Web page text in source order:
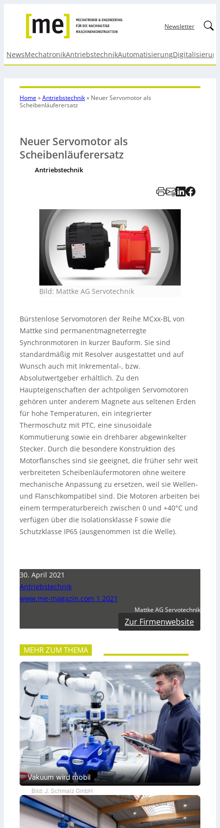
Newsletter
NewsMechatronikAntriebstechnikAutomatisierung
Home»Antriebstechnik» Neuer Servomotor als
Scheibenläuferersatz
Neuer Servomotor als
Scheibenläuferersatz
Antriebstechnik
Bild: Mattke AG Servotechnik
Bürstenlose Servomotoren der Reihe MCxx-BL von
Mattke sind permanentmagneterregte
Synchronmotoren in kurzer Bauform. Sie sind
standardmäßig mit Resolver ausgestattet und auf
Wunsch auch mit Inkremental-, bzw.
Absolutwertgeber erhältlich. Zu den
Haupteigenschaften der achtpoligen Servomotoren
gehören unter anderem Magnete aus seltenen Erden
für hohe Temperaturen, ein integrierter
Thermoschutz mit PTC, eine sinusoidale
Kommutierung sowie ein drehbarer abgewinkelter
Stecker. Durch die besondere Konstruktion des
Motorflansches sind sie geeignet, die früher sehr weit
verbreiteten Scheibenläufermotoren ohne weitere
mechanische Anpassung zu ersetzen, weil sie Wellen-
und Flanschkompatibel sind. Die Motoren arbeiten bei
einem termperaturbereich zwischen 0 und +40°C und
verfügen über die Isolationsklasse F sowie die
Schutzklasse IP65 (ausgenommen ist die Welle).
30. April 2021
Antriebstechnik
www.me-magazin.com 1 2021
Mattke AG Servotechnik
Zur Firmenwebsite
MEHR ZUM THEMA
Vakuum wird mobil
Bild: J. Schmalz GmbH